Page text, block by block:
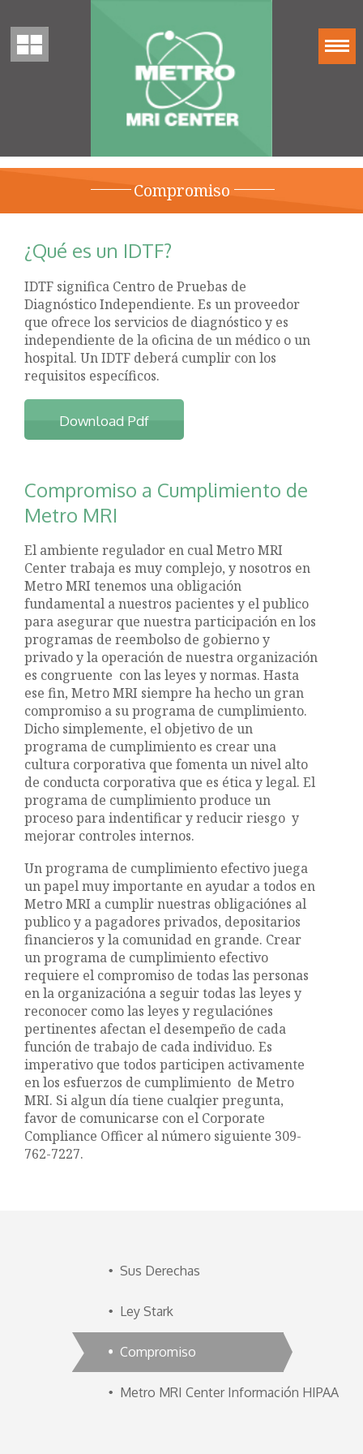
Compromiso
¿Qué es un IDTF?
IDTF significa Centro de Pruebas de
Diagnóstico Independiente. Es un proveedor
que ofrece los servicios de diagnóstico y es
independiente de la oficina de un médico o un
hospital. Un IDTF deberá cumplir con los
requisitos específicos.
Download Pdf
Compromiso a Cumplimiento de
Metro MRI
El ambiente regulador en cual Metro MRI
Center trabaja es muy complejo, y nosotros en
Metro MRI tenemos una obligación
fundamental a nuestros pacientes y el publico
para asegurar que nuestra participación en los
programas de reembolso de gobierno y
privado y la operación de nuestra organización
es congruente con las leyes y normas. Hasta
ese fin, Metro MRI siempre ha hecho un gran
compromiso a su programa de cumplimiento.
Dicho simplemente, el objetivo de un
programa de cumplimiento es crear una
cultura corporativa que fomenta un nivel alto
de conducta corporativa que es ética y legal. El
programa de cumplimiento produce un
proceso para indentificar y reducir riesgo y
mejorar controles internos.
Un programa de cumplimiento efectivo juega
un papel muy importante en ayudar a todos en
Metro MRI a cumplir nuestras obligaciónes al
publico y a pagadores privados, depositarios
financieros y la comunidad en grande. Crear
un programa de cumplimiento efectivo
requiere el compromiso de todas las personas
en la organizacióna a seguir todas las leyes y
reconocer como las leyes y regulaciónes
pertinentes afectan el desempeño de cada
función de trabajo de cada individuo. Es
imperativo que todos participen activamente
en los esfuerzos de cumplimiento de Metro
MRI. Si algun día tiene cualqier pregunta,
favor de comunicarse con el Corporate
Compliance Officer al número siguiente 309-
762-7227.
Sus Derechas
Ley Stark
Compromiso
Metro MRI Center Información HIPAA